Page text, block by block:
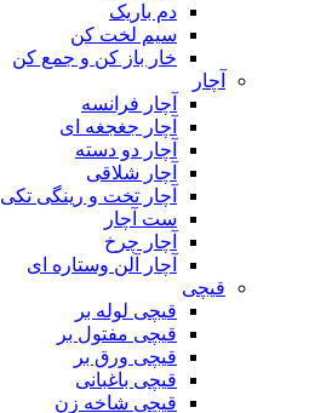
دم باریک
سیم لخت کن
خار باز کن و جمع کن
آچار
آچار فرانسه
آچار جغجغه ای
آچار دو دسته
آچار شلاقی
آچار تخت و رینگی تکی
ست آچار
آچار چرخ
آچار آلن وستاره ای
قیچی
قیچی لوله بر
قیچی مفتول بر
قیچی ورق بر
قیچی باغبانی
قیچی شاخه زن